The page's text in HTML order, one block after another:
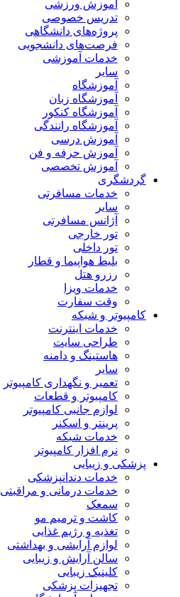
آموزش ورزشی
تدریس خصوصی
پروژه‌های دانشگاهی
فرصت‌های دانشجویی
خدمات آموزشی
سایر
آموزشگاه
آموزشگاه زبان
آموزشگاه کنکور
آموزشگاه رانندگی
آموزش درسی
آموزش حرفه و فن
آموزش تخصصی
گردشگری
خدمات مسافرتی
سایر
آژانس مسافرتی
تور خارجی
تور داخلی
بلیط هواپیما و قطار
رزرو هتل
خدمات ویزا
وقت سفارت
کامپیوتر و شبکه
خدمات اینترنت
طراحی سایت
هاستینگ و دامنه
سایر
تعمیر و نگهداری کامپیوتر
کامپیوتر و قطعات
لوازم جانبی کامپیوتر
پرینتر و اسکنر
خدمات شبکه
نرم افزار کامپیوتر
پزشکی و زیبایی
خدمات دندانپزشکی
خدمات درمانی و مراقبتی
سمعک
کاشت و ترمیم مو
تغذیه و رژیم غذایی
لوازم آرایشی و بهداشتی
سالن آرایش و زیبایی
کلینیک زیبایی
تجهیزات پزشکی